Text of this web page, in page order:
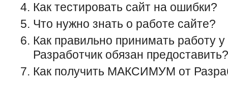
Как тестировать сайт на ошибки?
Что нужно знать о работе сайте?
Как правильно принимать работу
Разработчик обязан предоставить?
Как получить МАКСИМУМ от